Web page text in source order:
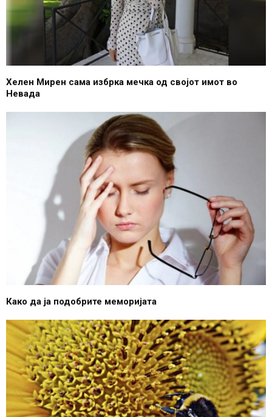
Хелен Мирен сама избрка мечка од својот имот во
Невада
Како да ја подобрите меморијата